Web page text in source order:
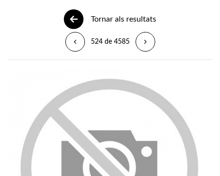
Tornar als resultats
524 de 4585